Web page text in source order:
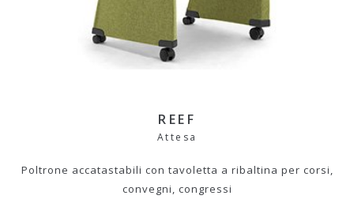
REEF
Attesa
Poltrone accatastabili con tavoletta a ribaltina per corsi,
convegni, congressi